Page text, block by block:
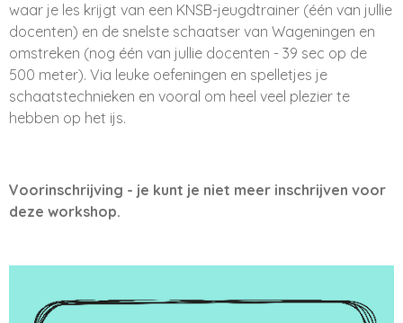
waar je les krijgt van een KNSB-jeugdtrainer (één van jullie
docenten) en de snelste schaatser van Wageningen en
omstreken (nog één van jullie docenten - 39 sec op de
500 meter). Via leuke oefeningen en spelletjes je
schaatstechnieken en vooral om heel veel plezier te
hebben op het ijs.
Voorinschrijving - je kunt je niet meer inschrijven voor
deze workshop.